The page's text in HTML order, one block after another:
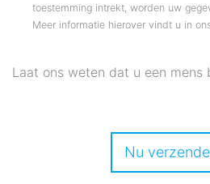
toestemming intrekt, worden uw
Meer informatie hierover vindt u in
Laat ons weten dat u een mens
Nu